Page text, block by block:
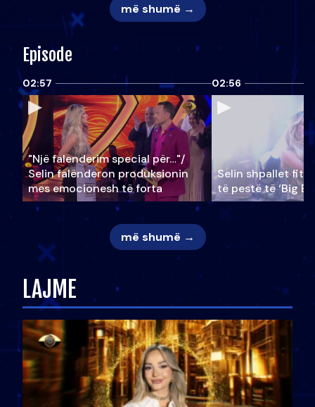
më shumë →
Episode
02:57
"Një falenderim special për…"/
Selin falënderon produksionin
mes emocionesh të forta
02:56
Selin shpallet
të pestë të ‘Big
më shumë →
LAJME